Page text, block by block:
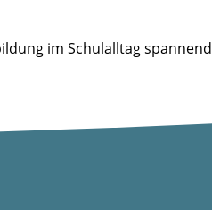
im Schulalltag